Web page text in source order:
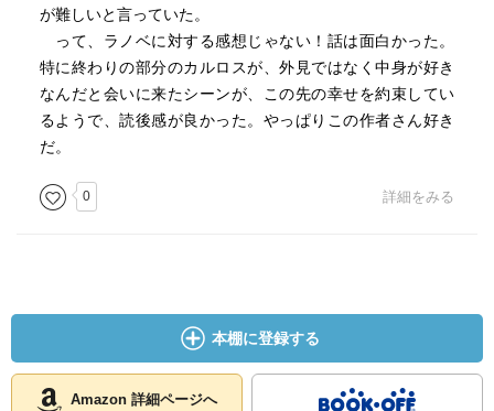
が難しいと言っていた。
って、ラノベに対する感想じゃない！話は面白かった。
特に終わりの部分のカルロスが、外見ではなく中身が好き
なんだと会いに来たシーンが、この先の幸せを約束してい
るようで、読後感が良かった。やっぱりこの作者さん好き
だ。
0 詳細をみる
本棚に登録する
Amazon 詳細ページへ